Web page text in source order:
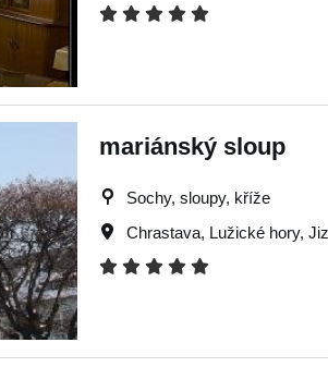
mariánský sloup
Sochy, sloupy, kříže
Chrastava, Lužické hory,